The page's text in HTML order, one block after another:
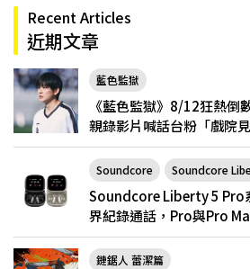
Recent Articles
近期文章
藍色監獄
《藍色監獄》8/12狂熱倒
親錄影片喊話台粉「戲院見
Soundcore Soundcore
Soundcore Liberty 5 Pro
界紀錄通話，Pro與Pro
鏈鋸人 蕾潔篇